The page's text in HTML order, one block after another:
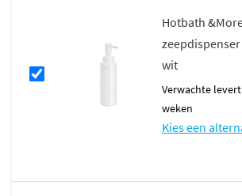
Hotbath
wit
Verwachte levertijd: 1 - 2
weken
Kies een